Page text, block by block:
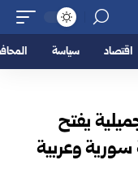
اقتصاد سياسة
يفتح
195 شركة سورية وعربية